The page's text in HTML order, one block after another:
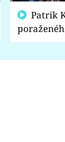
fanoušci